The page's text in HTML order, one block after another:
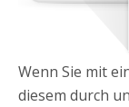
Wenn Sie mit
diesem durch